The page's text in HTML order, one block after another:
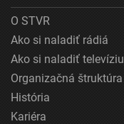
O STVR
Ako si naladiť rádiá
Ako si naladiť televíziu
Organizačná štruktúra
História
Kariéra